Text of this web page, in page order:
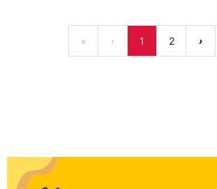
« ‹ 1 2 ›